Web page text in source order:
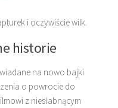
i oczywiście wilk.
historie
na nowo bajki
o powrocie do
z niesłabnącym